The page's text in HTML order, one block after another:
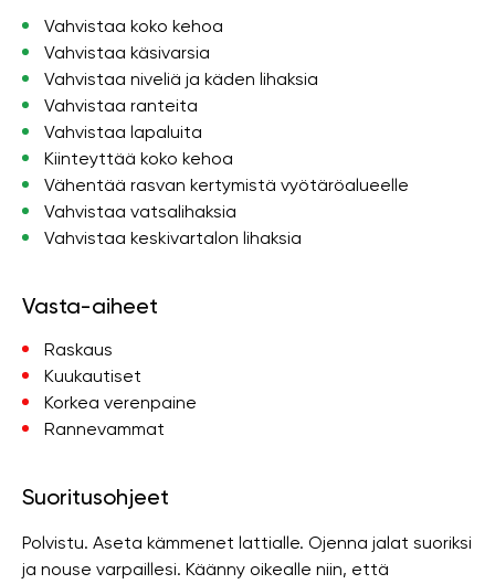
Vahvistaa koko kehoa
Vahvistaa käsivarsia
Vahvistaa niveliä ja käden lihaksia
Vahvistaa ranteita
Vahvistaa lapaluita
Kiinteyttää koko kehoa
Vähentää rasvan kertymistä vyötäröalueelle
Vahvistaa vatsalihaksia
Vahvistaa keskivartalon lihaksia
Vasta-aiheet
Raskaus
Kuukautiset
Korkea verenpaine
Rannevammat
Suoritusohjeet
Polvistu. Aseta kämmenet lattialle. Ojenna jalat suoriksi
ja nouse varpaillesi. Käänny oikealle niin, että